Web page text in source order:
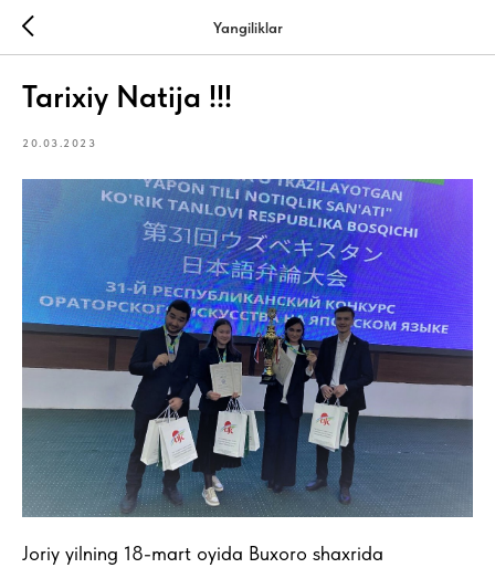
Yangiliklar
Tarixiy Natija !!!
20.03.2023
Joriy yilning 18-mart oyida Buxoro shaxrida